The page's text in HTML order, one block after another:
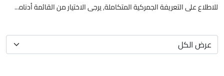
للاطلاع على التعريفة الجمركية المتكاملة, يرجى الاختيار من القائمة أدناه...